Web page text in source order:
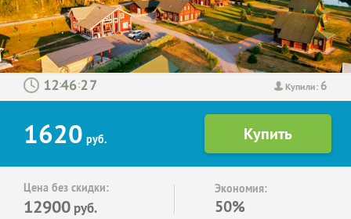
Купили: 6
: :
1620 руб.
Цена без скидки:
12900 руб.
Экономия:
50%